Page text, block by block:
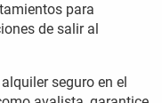
para
de salir al
seguro en el